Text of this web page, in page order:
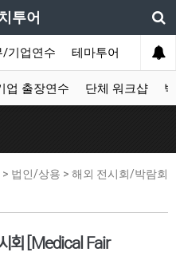
투어
/기업연수 테마투어 데이투
업 출장연수 단체 워크샵
> 법인/상용 > 해외 전시회/박람회
회 [Medical Fair